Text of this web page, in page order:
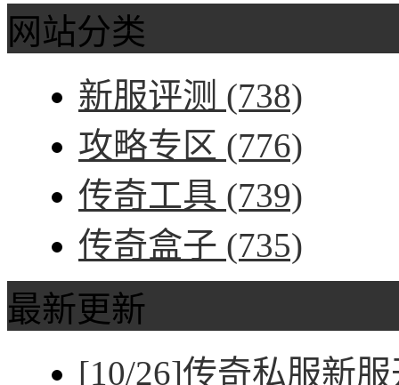
网站分类
新服评测 (738)
攻略专区 (776)
传奇工具 (739)
传奇盒子 (735)
最新更新
[10/26]传奇私服新